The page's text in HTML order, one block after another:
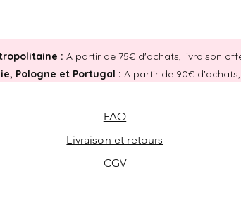
FAQ
Livraison et retours
CGV
: A partir de 75€ d'achats, livraison
Pologne et Portugal : A partir de 90€